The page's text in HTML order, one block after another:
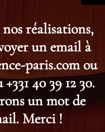
réalisations,
un email à
paris.com ou
40 39 12 30.
un mot de
Merci !